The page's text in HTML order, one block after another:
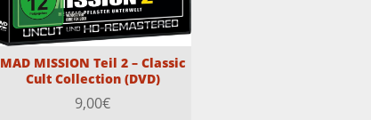
MAD MISSION Teil 2 – Classic
Cult Collection (DVD)
9,00€